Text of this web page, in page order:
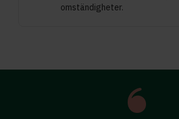
omständigheter.